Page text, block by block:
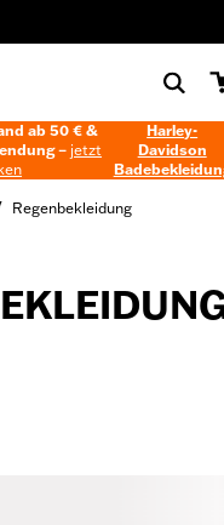
ab 50 € &
– jetzt
Harley-
Davidson
Regenbekleidung